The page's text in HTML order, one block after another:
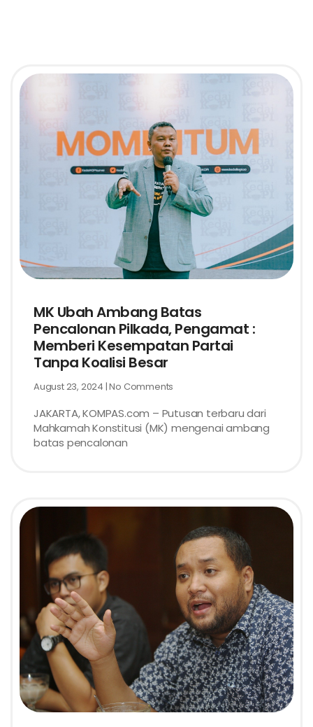
MK Ubah Ambang Batas
Pencalonan Pilkada, Pengamat :
Memberi Kesempatan Partai
Tanpa Koalisi Besar
August 23, 2024 No Comments
JAKARTA, KOMPAS.com – Putusan terbaru dari
Mahkamah Konstitusi (MK) mengenai ambang
batas pencalonan